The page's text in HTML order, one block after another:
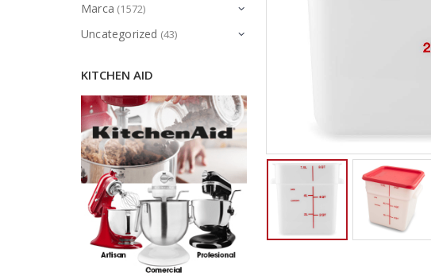
Marca (1572)
Uncategorized (43)
KITCHEN AID